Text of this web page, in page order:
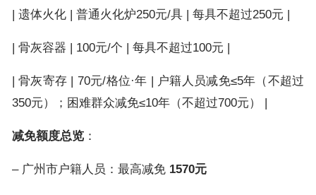
| 遗体火化 | 普通火化炉250元/具 | 每具不超过250元 |
| 骨灰容器 | 100元/个 | 每具不超过100元 |
| 骨灰寄存 | 70元/格位·年 | 户籍人员减免≤5年（不超过
350元）；困难群众减免≤10年（不超过700元） |
减免额度总览：
– 广州市户籍人员：最高减免 1570元